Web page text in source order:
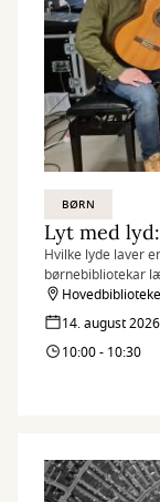
BØRN
Hvilke lyde laver
børnebibliotekar
improviserer
14. august 2026
10:00 - 10:30